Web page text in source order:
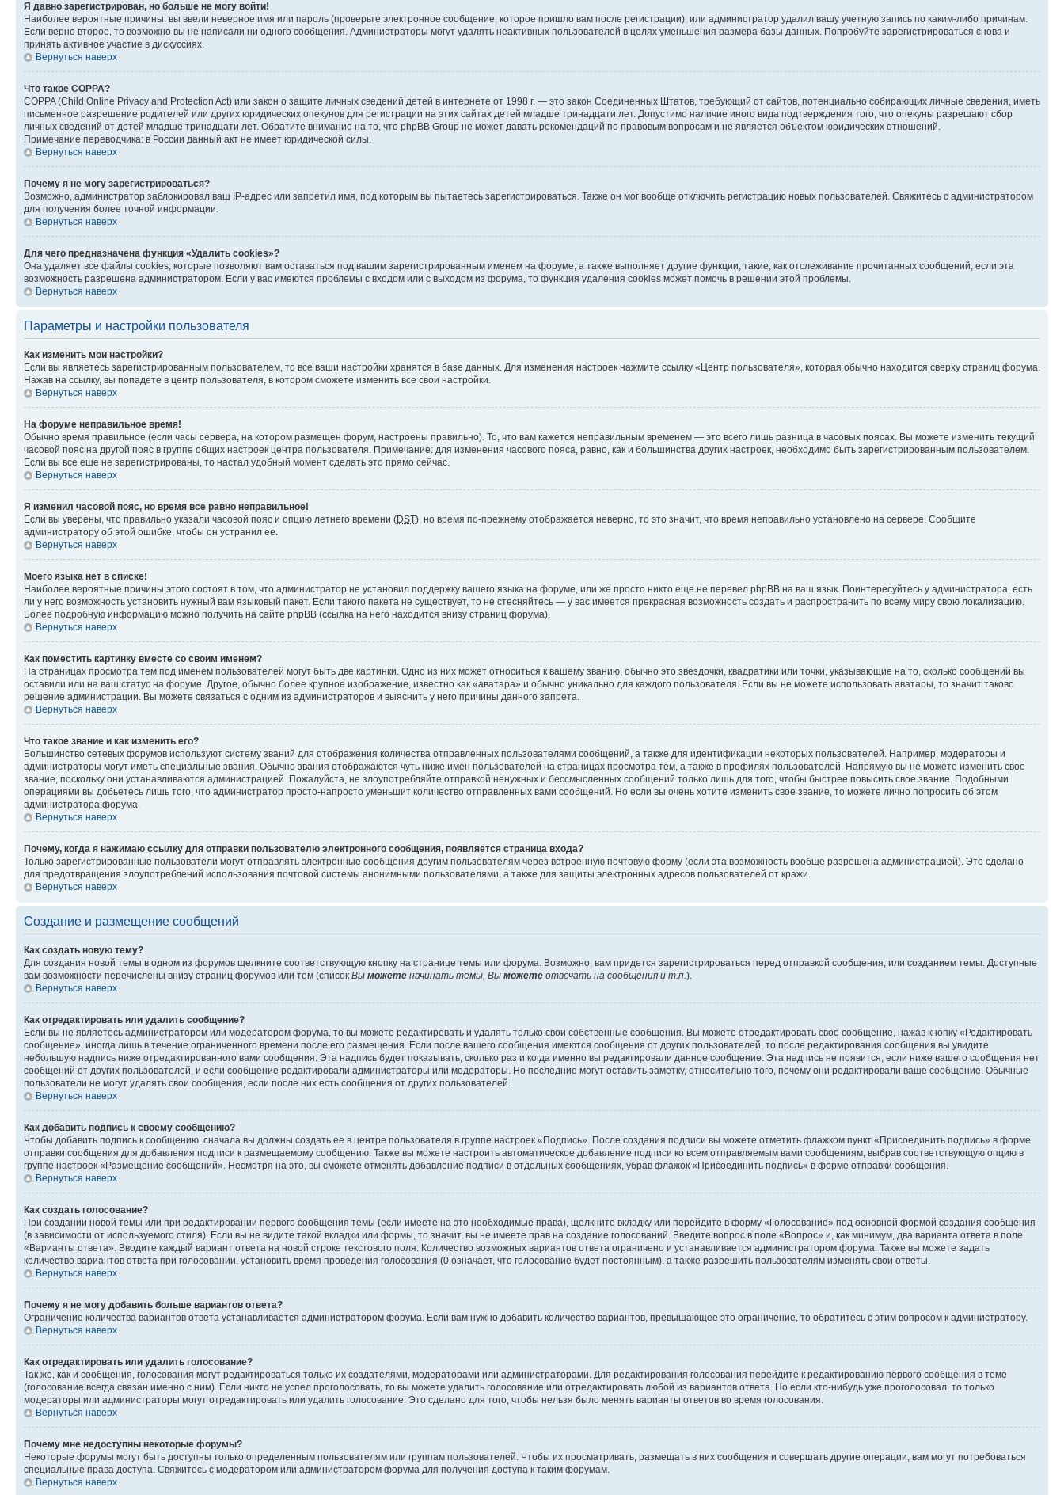
Я давно зарегистрирован, но больше не могу войти!
Наиболее вероятные причины: вы ввели неверное имя или пароль (проверьте электронное сообщение, которое пришло вам после регистрации), или администратор удалил вашу учетную запись по каким-либо причинам.
Если верно второе, то возможно вы не написали ни одного сообщения. Администраторы могут удалять неактивных пользователей в целях уменьшения размера базы данных. Попробуйте зарегистрироваться снова и
принять активное участие в дискуссиях.
Вернуться наверх
Что такое COPPA?
COPPA (Child Online Privacy and Protection Act) или закон о защите личных сведений детей в интернете от 1998 г. — это закон Соединенных Штатов, требующий от сайтов, потенциально собирающих личные сведения, иметь
письменное разрешение родителей или других юридических опекунов для регистрации на этих сайтах детей младше тринадцати лет. Допустимо наличие иного вида подтверждения того, что опекуны разрешают сбор
личных сведений от детей младше тринадцати лет. Обратите внимание на то, что phpBB Group не может давать рекомендаций по правовым вопросам и не является объектом юридических отношений.
Примечание переводчика: в России данный акт не имеет юридической силы.
Вернуться наверх
Почему я не могу зарегистрироваться?
Возможно, администратор заблокировал ваш IP-адрес или запретил имя, под которым вы пытаетесь зарегистрироваться. Также он мог вообще отключить регистрацию новых пользователей. Свяжитесь с администратором
для получения более точной информации.
Вернуться наверх
Для чего предназначена функция «Удалить cookies»?
Она удаляет все файлы cookies, которые позволяют вам оставаться под вашим зарегистрированным именем на форуме, а также выполняет другие функции, такие, как отслеживание прочитанных сообщений, если эта
возможность разрешена администратором. Если у вас имеются проблемы с входом или с выходом из форума, то функция удаления cookies может помочь в решении этой проблемы.
Вернуться наверх
Параметры и настройки пользователя
Как изменить мои настройки?
Если вы являетесь зарегистрированным пользователем, то все ваши настройки хранятся в базе данных. Для изменения настроек нажмите ссылку «Центр пользователя», которая обычно находится сверху страниц форума.
Нажав на ссылку, вы попадете в центр пользователя, в котором сможете изменить все свои настройки.
Вернуться наверх
На форуме неправильное время!
Обычно время правильное (если часы сервера, на котором размещен форум, настроены правильно). То, что вам кажется неправильным временем — это всего лишь разница в часовых поясах. Вы можете изменить текущий
часовой пояс на другой пояс в группе общих настроек центра пользователя. Примечание: для изменения часового пояса, равно, как и большинства других настроек, необходимо быть зарегистрированным пользователем.
Если вы все еще не зарегистрированы, то настал удобный момент сделать это прямо сейчас.
Вернуться наверх
Я изменил часовой пояс, но время все равно неправильное!
Если вы уверены, что правильно указали часовой пояс и опцию летнего времени (DST), но время по-прежнему отображается неверно, то это значит, что время неправильно установлено на сервере. Сообщите
администратору об этой ошибке, чтобы он устранил ее.
Вернуться наверх
Моего языка нет в списке!
Наиболее вероятные причины этого состоят в том, что администратор не установил поддержку вашего языка на форуме, или же просто никто еще не перевел phpBB на ваш язык. Поинтересуйтесь у администратора, есть
ли у него возможность установить нужный вам языковый пакет. Если такого пакета не существует, то не стесняйтесь — у вас имеется прекрасная возможность создать и распространить по всему миру свою локализацию.
Более подробную информацию можно получить на сайте phpBB (ссылка на него находится внизу страниц форума).
Вернуться наверх
Как поместить картинку вместе со своим именем?
На страницах просмотра тем под именем пользователей могут быть две картинки. Одно из них может относиться к вашему званию, обычно это звёздочки, квадратики или точки, указывающие на то, сколько сообщений вы
оставили или на ваш статус на форуме. Другое, обычно более крупное изображение, известно как «аватара» и обычно уникально для каждого пользователя. Если вы не можете использовать аватары, то значит таково
решение администрации. Вы можете связаться с одним из администраторов и выяснить у него причины данного запрета.
Вернуться наверх
Что такое звание и как изменить его?
Большинство сетевых форумов используют систему званий для отображения количества отправленных пользователями сообщений, а также для идентификации некоторых пользователей. Например, модераторы и
администраторы могут иметь специальные звания. Обычно звания отображаются чуть ниже имен пользователей на страницах просмотра тем, а также в профилях пользователей. Напрямую вы не можете изменить свое
звание, поскольку они устанавливаются администрацией. Пожалуйста, не злоупотребляйте отправкой ненужных и бессмысленных сообщений только лишь для того, чтобы быстрее повысить свое звание. Подобными
операциями вы добьетесь лишь того, что администратор просто-напросто уменьшит количество отправленных вами сообщений. Но если вы очень хотите изменить свое звание, то можете лично попросить об этом
администратора форума.
Вернуться наверх
Почему, когда я нажимаю ссылку для отправки пользователю электронного сообщения, появляется страница входа?
Только зарегистрированные пользователи могут отправлять электронные сообщения другим пользователям через встроенную почтовую форму (если эта возможность вообще разрешена администрацией). Это сделано
для предотвращения злоупотреблений использования почтовой системы анонимными пользователями, а также для защиты электронных адресов пользователей от кражи.
Вернуться наверх
Создание и размещение сообщений
Как создать новую тему?
Для создания новой темы в одном из форумов щелкните соответствующую кнопку на странице темы или форума. Возможно, вам придется зарегистрироваться перед отправкой сообщения, или созданием темы. Доступные
вам возможности перечислены внизу страниц форумов или тем (список Вы можете начинать темы, Вы можете отвечать на сообщения и т.п.).
Вернуться наверх
Как отредактировать или удалить сообщение?
Если вы не являетесь администратором или модератором форума, то вы можете редактировать и удалять только свои собственные сообщения. Вы можете отредактировать свое сообщение, нажав кнопку «Редактировать
сообщение», иногда лишь в течение ограниченного времени после его размещения. Если после вашего сообщения имеются сообщения от других пользователей, то после редактирования сообщения вы увидите
небольшую надпись ниже отредактированного вами сообщения. Эта надпись будет показывать, сколько раз и когда именно вы редактировали данное сообщение. Эта надпись не появится, если ниже вашего сообщения нет
сообщений от других пользователей, и если сообщение редактировали администраторы или модераторы. Но последние могут оставить заметку, относительно того, почему они редактировали ваше сообщение. Обычные
пользователи не могут удалять свои сообщения, если после них есть сообщения от других пользователей.
Вернуться наверх
Как добавить подпись к своему сообщению?
Чтобы добавить подпись к сообщению, сначала вы должны создать ее в центре пользователя в группе настроек «Подпись». После создания подписи вы можете отметить флажком пункт «Присоединить подпись» в форме
отправки сообщения для добавления подписи к размещаемому сообщению. Также вы можете настроить автоматическое добавление подписи ко всем отправляемым вами сообщениям, выбрав соответствующую опцию в
группе настроек «Размещение сообщений». Несмотря на это, вы сможете отменять добавление подписи в отдельных сообщениях, убрав флажок «Присоединить подпись» в форме отправки сообщения.
Вернуться наверх
Как создать голосование?
При создании новой темы или при редактировании первого сообщения темы (если имеете на это необходимые права), щелкните вкладку или перейдите в форму «Голосование» под основной формой создания сообщения
(в зависимости от используемого стиля). Если вы не видите такой вкладки или формы, то значит, вы не имеете прав на создание голосований. Введите вопрос в поле «Вопрос» и, как минимум, два варианта ответа в поле
«Варианты ответа». Вводите каждый вариант ответа на новой строке текстового поля. Количество возможных вариантов ответа ограничено и устанавливается администратором форума. Также вы можете задать
количество вариантов ответа при голосовании, установить время проведения голосования (0 означает, что голосование будет постоянным), а также разрешить пользователям изменять свои ответы.
Вернуться наверх
Почему я не могу добавить больше вариантов ответа?
Ограничение количества вариантов ответа устанавливается администратором форума. Если вам нужно добавить количество вариантов, превышающее это ограничение, то обратитесь с этим вопросом к администратору.
Вернуться наверх
Как отредактировать или удалить голосование?
Так же, как и сообщения, голосования могут редактироваться только их создателями, модераторами или администраторами. Для редактирования голосования перейдите к редактированию первого сообщения в теме
(голосование всегда связан именно с ним). Если никто не успел проголосовать, то вы можете удалить голосование или отредактировать любой из вариантов ответа. Но если кто-нибудь уже проголосовал, то только
модераторы или администраторы могут отредактировать или удалить голосование. Это сделано для того, чтобы нельзя было менять варианты ответов во время голосования.
Вернуться наверх
Почему мне недоступны некоторые форумы?
Некоторые форумы могут быть доступны только определенным пользователям или группам пользователей. Чтобы их просматривать, размещать в них сообщения и совершать другие операции, вам могут потребоваться
специальные права доступа. Свяжитесь с модератором или администратором форума для получения доступа к таким форумам.
Вернуться наверх